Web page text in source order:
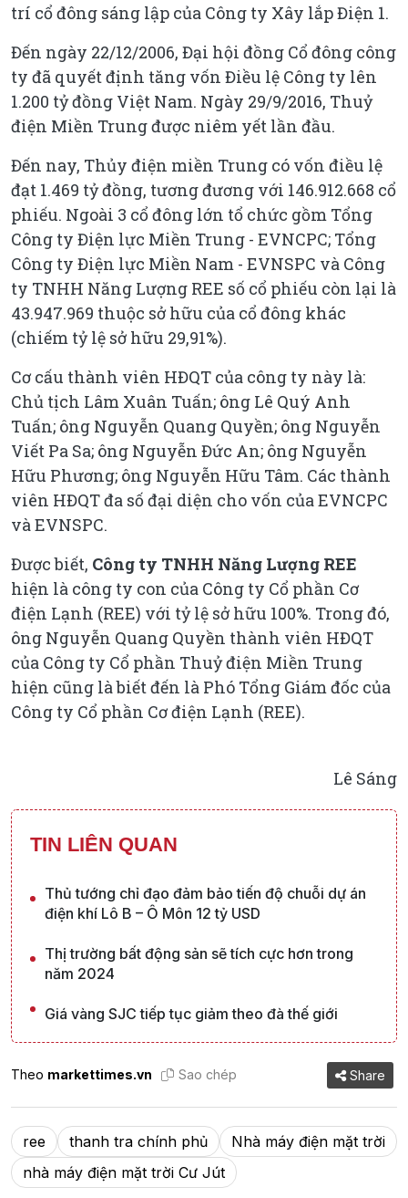
trí cổ đông sáng lập của Công ty Xây lắp Điện 1.
Đến ngày 22/12/2006, Đại hội đồng Cổ đông công
ty đã quyết định tăng vốn Điều lệ Công ty lên
1.200 tỷ đồng Việt Nam. Ngày 29/9/2016, Thuỷ
điện Miền Trung được niêm yết lần đầu.
Đến nay, Thủy điện miền Trung có vốn điều lệ
đạt 1.469 tỷ đồng, tương đương với 146.912.668 cổ
phiếu. Ngoài 3 cổ đông lớn tổ chức gồm Tổng
Công ty Điện lực Miền Trung - EVNCPC; Tổng
Công ty Điện lực Miền Nam - EVNSPC và Công
ty TNHH Năng Lượng REE số cổ phiếu còn lại là
43.947.969 thuộc sở hữu của cổ đông khác
(chiếm tỷ lệ sở hữu 29,91%).
Cơ cấu thành viên HĐQT của công ty này là:
Chủ tịch Lâm Xuân Tuấn; ông Lê Quý Anh
Tuấn; ông Nguyễn Quang Quyền; ông Nguyễn
Viết Pa Sa; ông Nguyễn Đức An; ông Nguyễn
Hữu Phương; ông Nguyễn Hữu Tâm. Các thành
viên HĐQT đa số đại diện cho vốn của EVNCPC
và EVNSPC.
Được biết, Công ty TNHH Năng Lượng REE
hiện là công ty con của Công ty Cổ phần Cơ
điện Lạnh (REE) với tỷ lệ sở hữu 100%. Trong đó,
ông Nguyễn Quang Quyền thành viên HĐQT
của Công ty Cổ phần Thuỷ điện Miền Trung
hiện cũng là biết đến là Phó Tổng Giám đốc của
Công ty Cổ phần Cơ điện Lạnh (REE).
Lê Sáng
TIN LIÊN QUAN
Thủ tướng chỉ đạo đảm bảo tiến độ chuỗi dự án
điện khí Lô B – Ô Môn 12 tỷ USD
Thị trường bất động sản sẽ tích cực hơn trong
năm 2024
Giá vàng SJC tiếp tục giảm theo đà thế giới
Theo markettimes.vn Sao chép Share
ree thanh tra chính phủ
Nhà máy điện mặt trời
nhà máy điện mặt trời Cư Jút